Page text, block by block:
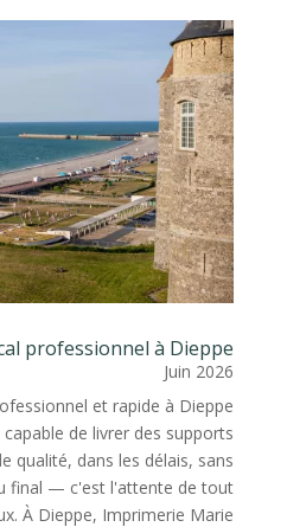
professionnel à Dieppe
Juin 2026
et rapide à Dieppe
de livrer des supports
qualité, dans les délais, sans
final — c'est l'attente de tout
À Dieppe, Imprimerie Marie